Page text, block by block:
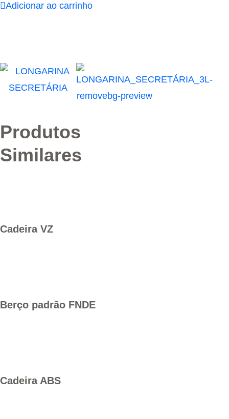
Adicionar ao carrinho
Produtos
Similares
Cadeira VZ
Berço padrão FNDE
Cadeira ABS